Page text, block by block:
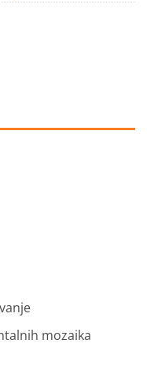
mozaika